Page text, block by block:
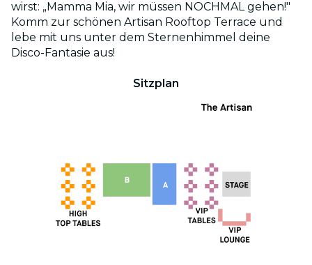
wirst: „Mamma Mia, wir müssen NOCHMAL gehen!"
Komm zur schönen Artisan Rooftop Terrace und
lebe mit uns unter dem Sternenhimmel deine
Disco-Fantasie aus!
Sitzplan